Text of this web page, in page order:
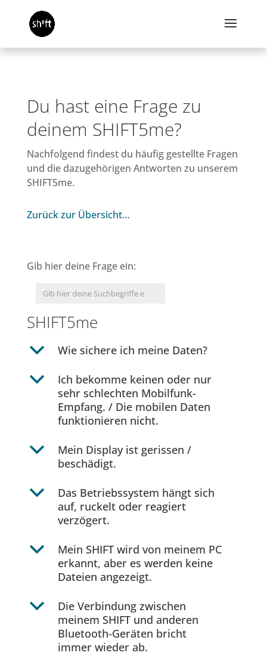
Du hast eine Frage zu
deinem SHIFT5me?
Nachfolgend findest du häufig gestellte Fragen
und die dazugehörigen Antworten zu unserem
SHIFT5me.
Zurück zur Übersicht…
Gib hier deine Frage ein:
SHIFT5me
b Wie sichere ich meine Daten?
b
Ich bekomme keinen oder nur
sehr schlechten Mobilfunk-
Empfang. / Die mobilen Daten
funktionieren nicht.
b
Mein Display ist gerissen /
beschädigt.
b
Das Betriebssystem hängt sich
auf, ruckelt oder reagiert
verzögert.
b
Mein SHIFT wird von meinem PC
erkannt, aber es werden keine
Dateien angezeigt.
b
Die Verbindung zwischen
meinem SHIFT und anderen
Bluetooth-Geräten bricht
immer wieder ab.